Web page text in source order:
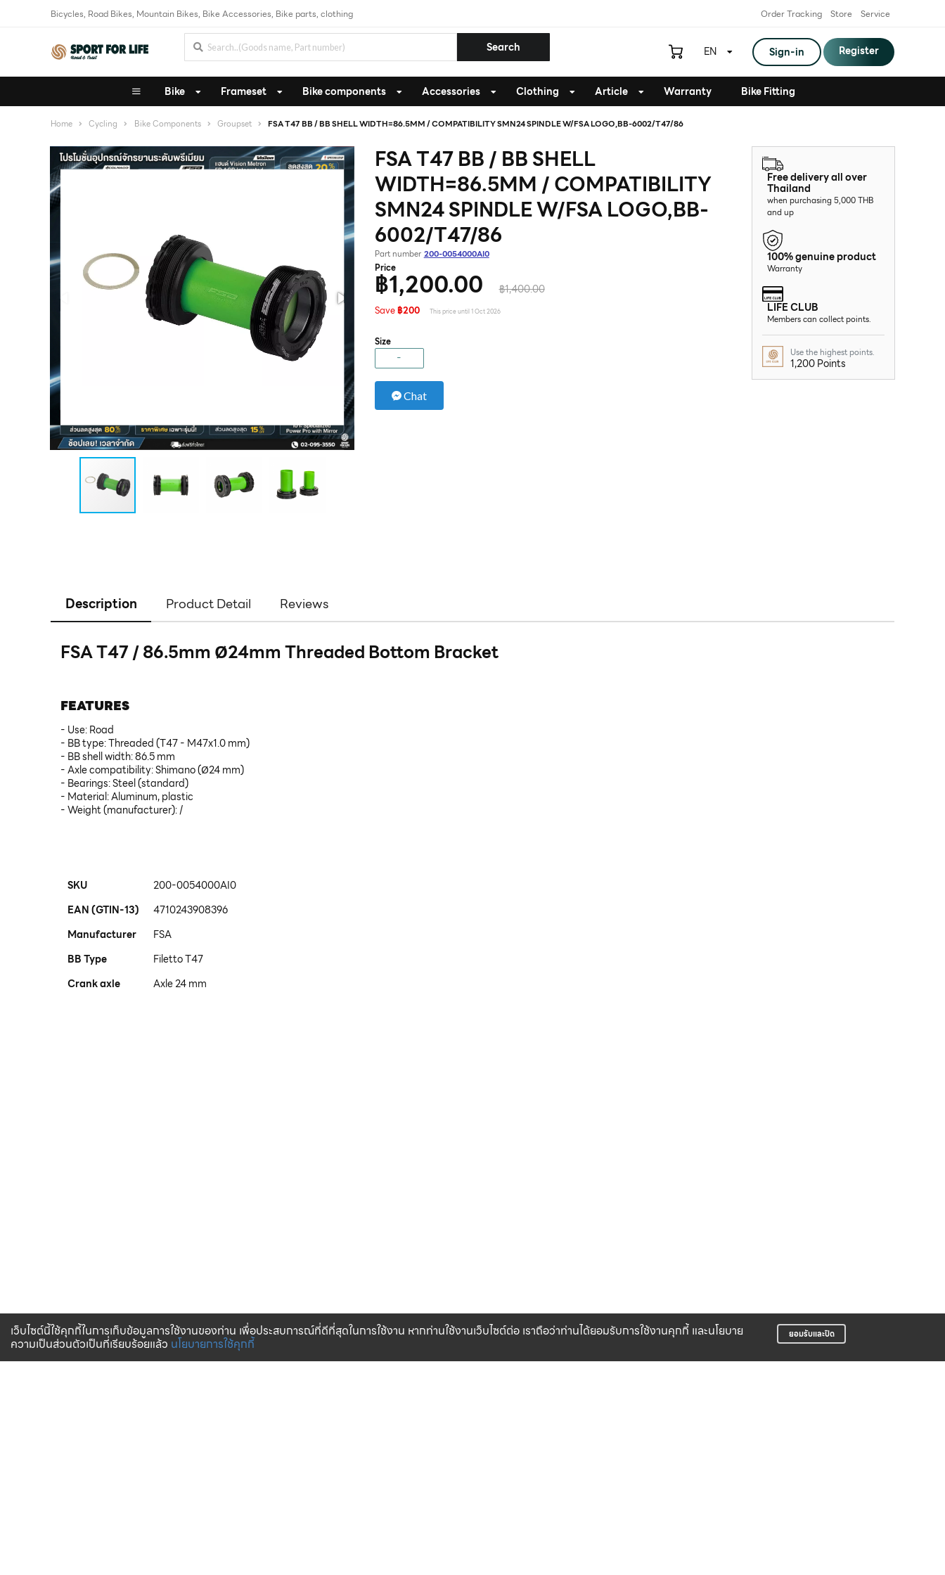
เว็บไซต์นี้ใช้คุกกี้ในการเก็บข้อมูลการใช้งานของท่าน เพื่อประสบการณ์ที่ดีที่สุดในการใช้งาน หากท่านใช้งานเว็บไซต์ต่อ เราถือว่าท่านได้ยอมรับการใช้งานคุกกี้ และนโยบาย
ความเป็นส่วนตัวเป็นที่เรียบร้อยแล้ว นโยบายการใช้คุกกี้
ยอมรับและปิด
Bicycles, Road Bikes, Mountain Bikes, Bike Accessories, Bike parts, clothing Order Tracking Store Service
Search Sign-in Register
EN
Bike Frameset Bike components Accessories Clothing Article Warranty Bike Fitting
Home Cycling Bike Components Groupset FSA T47 BB / BB SHELL WIDTH=86.5MM / COMPATIBILITY SMN24 SPINDLE W/FSA LOGO,BB-6002/T47/86
FSA T47 BB / BB SHELL
WIDTH=86.5MM / COMPATIBILITY
SMN24 SPINDLE W/FSA LOGO,BB-
6002/T47/86
Part number 200-0054000AI0
Price
฿1,200.00 ฿1,400.00
Save฿200 This price until 1 Oct 2026
Size
-
Chat
Free delivery all over
Thailand
when purchasing 5,000 THB
and up
100% genuine product
Warranty
LIFE CLUB
Members can collect points.
Use the highest points.
1,200 Points
Description Product Detail Reviews
FSA T47 / 86.5mm Ø24mm Threaded Bottom Bracket
FEATURES
- Use: Road
- BB type: Threaded (T47 - M47x1.0 mm)
- BB shell width: 86.5 mm
- Axle compatibility: Shimano (Ø24 mm)
- Bearings: Steel (standard)
- Material: Aluminum, plastic
- Weight (manufacturer): /
More
Information
SKU
200-0054000AI0
EAN (GTIN-13)
4710243908396
Manufacturer
FSA
BB Type
Filetto T47
Crank axle
Axle 24 mm